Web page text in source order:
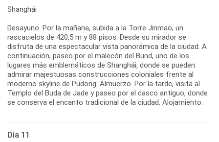
Shanghái
Desayuno. Por la mañana, subida a la Torre Jinmao, un
rascacielos de 420,5 m y 88 pisos. Desde su mirador se
disfruta de una espectacular vista panorámica de la ciudad. A
continuación, paseo por el malecón del Bund, uno de los
lugares más emblemáticos de Shanghái, donde se pueden
admirar majestuosas construcciones coloniales frente al
moderno skyline de Pudong. Almuerzo. Por la tarde, visita al
Templo del Buda de Jade y paseo por el casco antiguo, donde
Día 11